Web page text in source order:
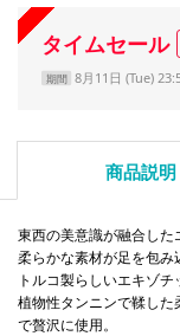
タイムセール
期間 8月11日 (Tue)
商品説明
東西の美意識が融合した
柔らかな素材が足を包み
トルコ製らしいエキゾチ
植物性タンニンで鞣した
で贅沢に使用。